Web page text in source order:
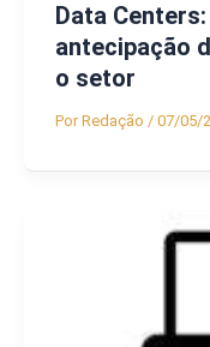
Data
antecipação
o setor
PorRedação / 07/05/